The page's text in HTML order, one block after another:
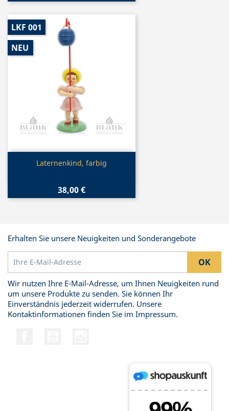
Vorschau
Laternenkind, farbig
38,00 €
LKF 001
NEU
Erhalten Sie unsere Neuigkeiten und Sonderangebote
Wir nutzen Ihre E-Mail-Adresse, um Ihnen Neuigkeiten rund
um unsere Produkte zu senden. Sie können Ihr
Einverständnis jederzeit widerrufen. Unsere
Kontaktinformationen finden Sie im Impressum.